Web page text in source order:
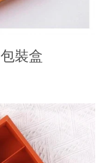
裝盒